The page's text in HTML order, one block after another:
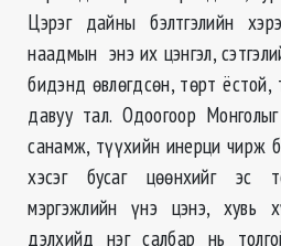
Цэрэг дайны бэлтгэлийн
наадмын энэ их цэнгэл,
бидэнд өвлөгдсөн, төрт
давуу тал. Одоогоор
санамж, түүхийн инерци чирж
хэсэг бусаг цөөнхийг эс
мэргэжлийн үнэ цэнэ, хувь
дэлхийд нэг салбар нь